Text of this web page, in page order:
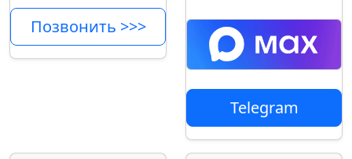
Позвонить >>>
Telegram